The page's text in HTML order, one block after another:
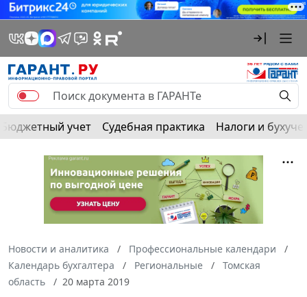
Бюджетный учет Судебная практика Налоги и
Новости и аналитика
Профессиональные календари
Календарь бухгалтера
Региональные
Томская
область
20 марта 2019